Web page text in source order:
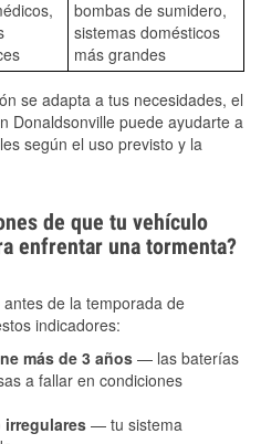
bombas de sumidero,
sistemas domésticos
más grandes
se adapta a tus necesidades, el
Donaldsonville puede ayudarte a
según el uso previsto y la
de que tu vehículo
enfrentar una tormenta?
de la temporada de
indicadores:
más de 3 años — las baterías
a fallar en condiciones
irregulares — tu sistema